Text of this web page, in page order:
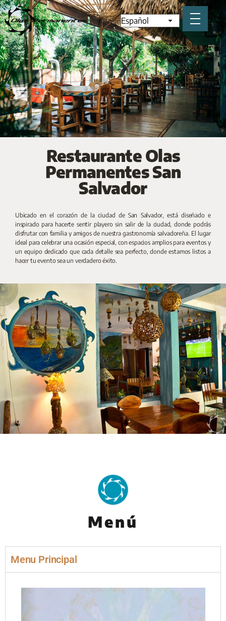
Restaurante Olas
Permanentes San
Salvador
Ubicado en el corazón de la ciudad de San Salvador, está diseñado e
inspirado para hacerte sentir playero sin salir de la ciudad, donde podrás
disfrutar con familia y amigos de nuestra gastronomía salvadoreña. El lugar
ideal para celebrar una ocasión especial, con espacios amplios para eventos y
un equipo dedicado que cada detalle sea perfecto, donde estamos listos a
hacer tu evento sea un verdadero éxito.
Menú
Menu Principal